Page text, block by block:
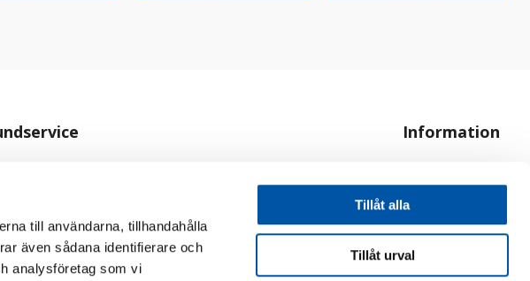
till användarna, tillhandahålla
även sådana identifierare och
analysföretag som vi
Tillåt alla
Tillåt urval
Information
Hur handlar jag?